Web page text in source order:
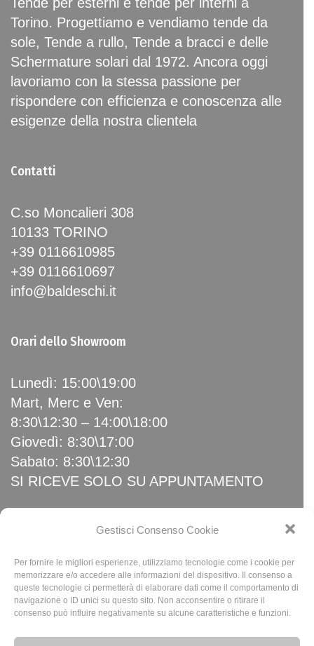
Gestisci Consenso Cookie
Per fornire le migliori esperienze, utilizziamo tecnologie come i cookie per
memorizzare e/o accedere alle informazioni del dispositivo. Il consenso a
queste tecnologie ci permetterà di elaborare dati come il comportamento di
navigazione o ID unici su questo sito. Non acconsentire o ritirare il
consenso può influire negativamente su alcune caratteristiche e funzioni.
Torino. Progettiamo e vendiamo tende da
sole, Tende a rullo, Tende a bracci e delle
Schermature solari dal 1972. Ancora oggi
lavoriamo con la stessa passione per
rispondere con efficienza e conoscenza alle
esigenze della nostra clientela
Contatti
C.so Moncalieri 308
10133 TORINO
+39 0116610985
+39 0116610697
info@baldeschi.it
Orari dello Showroom
Lunedì: 15:00\19:00
Mart, Merc e Ven:
8:30\12:30 – 14:00\18:00
Giovedì: 8:30\17:00
Sabato: 8:30\12:30
SI RICEVE SOLO SU APPUNTAMENTO
Home
News
Privacy Policy